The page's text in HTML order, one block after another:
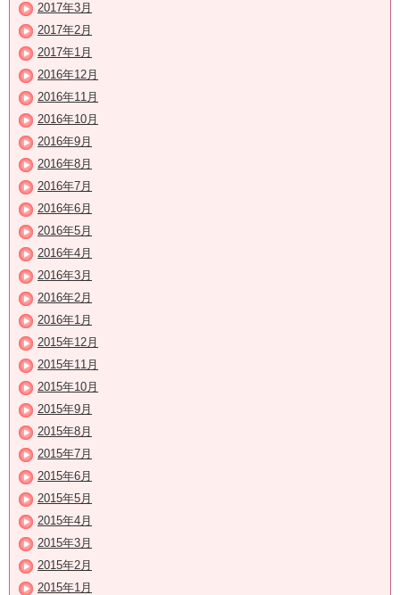
2017年3月
2017年2月
2017年1月
2016年12月
2016年11月
2016年10月
2016年9月
2016年8月
2016年7月
2016年6月
2016年5月
2016年4月
2016年3月
2016年2月
2016年1月
2015年12月
2015年11月
2015年10月
2015年9月
2015年8月
2015年7月
2015年6月
2015年5月
2015年4月
2015年3月
2015年2月
2015年1月